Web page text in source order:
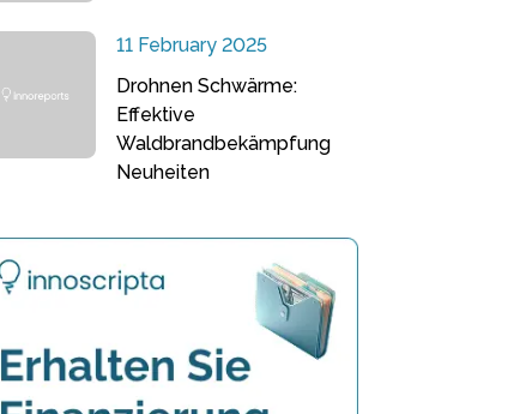
11 February 2025
Drohnen Schwärme:
Effektive
Waldbrandbekämpfung
Neuheiten